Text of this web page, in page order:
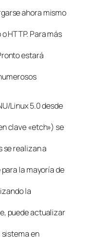
ahora mismo
HTTP. Para más
estará
Linux 5.0 desde
clave «etch») se
realizan a
la mayoría de
la
puede actualizar
sistema en